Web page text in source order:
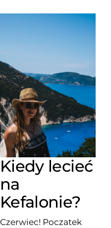
Kiedy lecieć
na
Kefalonie?
Czerwiec! Poczatek